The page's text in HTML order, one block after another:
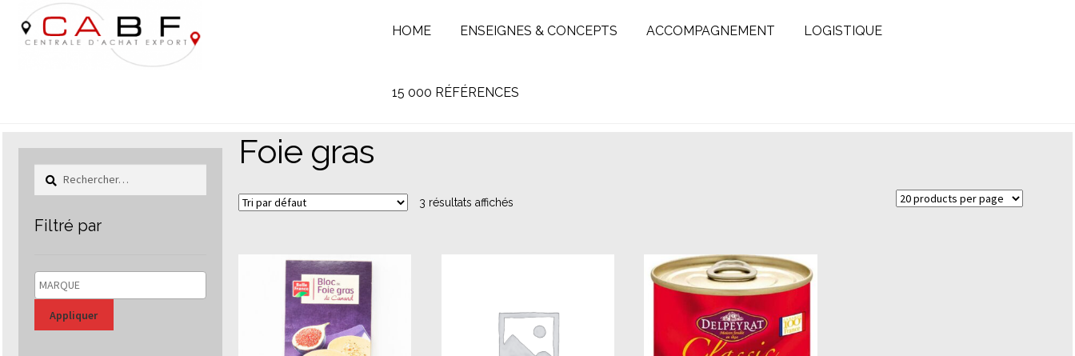
Aller
à
la
Aller
au
contenu
HOME ENSEIGNES & CONCEPTS ACCOMPAGNEMENT LOGISTIQUE
15 000 RÉFÉRENCES
Foie gras
3 résultats affichés
Rechercher :
Filtré par
Appliquer